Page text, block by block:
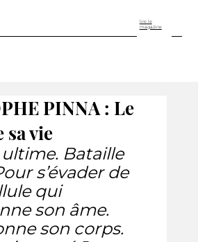
lire le
magazine
PINNA : Le
sa vie
Bataille
s’évader de
qui
son âme.
son corps.